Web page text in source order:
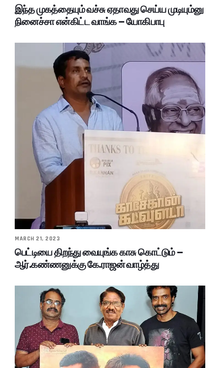
இந்த முகத்தையும் வச்சு ஏதாவது செய்ய முடியும்னு
நினைச்சா என்கிட்ட வாங்க – யோகிபாபு
MARCH 21, 2023
பெட்டியை திறந்து வையுங்க காசு கொட்டும் –
ஆர்.கண்ணனுக்கு கே.ராஜன் வாழ்த்து